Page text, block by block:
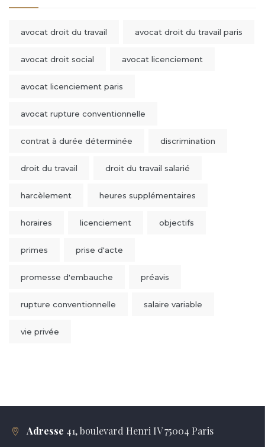
avocat droit du travail avocat droit du travail paris
avocat droit social avocat licenciement
avocat licenciement paris
avocat rupture conventionnelle
contrat à durée déterminée discrimination
droit du travail droit du travail salarié
harcèlement heures supplémentaires
horaires licenciement objectifs
primes prise d'acte
promesse d'embauche préavis
rupture conventionnelle salaire variable
vie privée
Adresse 41, boulevard Henri IV 75004 Paris